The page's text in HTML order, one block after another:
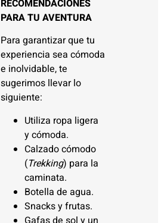
RECOMENDACIONES
PARA TU AVENTURA
Para garantizar que tu
experiencia sea cómoda
e inolvidable, te
sugerimos llevar lo
siguiente:
Utiliza ropa ligera
y cómoda.
Calzado cómodo
(Trekking) para la
caminata.
Botella de agua.
Snacks y frutas.